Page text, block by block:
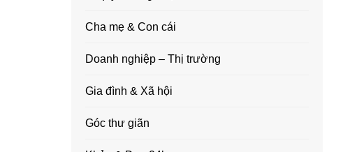
Cha mẹ & Con cái
Doanh nghiệp – Thị trường
Gia đình & Xã hội
Góc thư giãn